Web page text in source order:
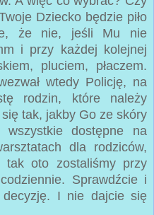
Dziecko będzie piło
że nie, jeśli Mu nie
i przy każdej kolejnej
pluciem, płaczem.
wtedy Policję, na
rodzin, które należy
się tak, jakby Go ze skóry
wszystkie dostępne na
dla rodziców,
oto zostaliśmy przy
Sprawdźcie i
decyzję. I nie dajcie się